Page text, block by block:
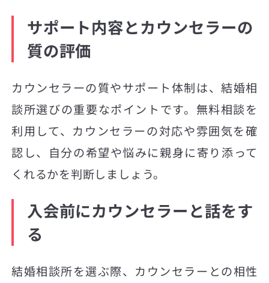
サポート内容とカウンセラーの
質の評価
カウンセラーの質やサポート体制は、結婚相
談所選びの重要なポイントです。無料相談を
利用して、カウンセラーの対応や雰囲気を確
認し、自分の希望や悩みに親身に寄り添って
くれるかを判断しましょう。
入会前にカウンセラーと話をす
る
結婚相談所を選ぶ際、カウンセラーとの相性